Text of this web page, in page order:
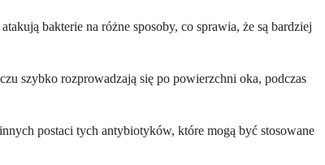
bakterie na różne sposoby, co sprawia, że są bardziej
szybko rozprowadzają się po powierzchni oka, podczas
postaci tych antybiotyków, które mogą być stosowane